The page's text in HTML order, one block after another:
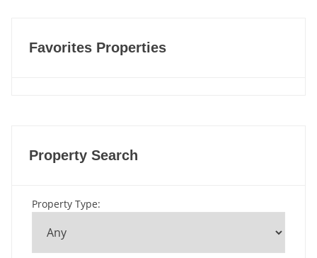
Favorites Properties
Property Search
Property Type: